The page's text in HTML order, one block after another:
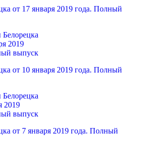
от 17 января 2019 года. Полный
от 10 января 2019 года. Полный
от 7 января 2019 года. Полный